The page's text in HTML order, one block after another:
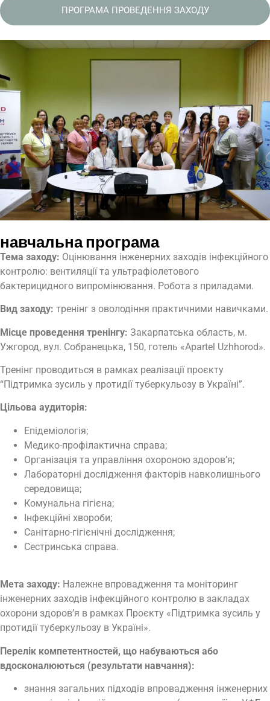
ПРОГРАМА ПРОВЕДЕННЯ ЗАХОДУ
навчальна програма
Тема заходу: Оцінювання інженерних заходів інфекційного
контролю: вентиляції та ультрафіолетового
бактерицидного випромінювання. Робота з приладами.
Вид заходу: тренінг з оволодіння практичними навичками.
Місце проведення тренінгу: Закарпатська область, м.
Ужгород, вул. Собранецька, 150, готель «Apartel Uzhhorod».
Тренінг проводиться в рамках реалізації проєкту
“Підтримка зусиль у протидії туберкульозу в Україні”.
Цільова аудиторія:
Епідеміологія;
Медико-профілактична справа;
Організація та управління охороною здоров’я;
Лабораторні дослідження факторів навколишнього
середовища;
Комунальна гігієна;
Інфекційні хвороби;
Санітарно-гігієнічні дослідження;
Сестринська справа.
Мета заходу: Належне впровадження та моніторинг
інженерних заходів інфекційного контролю в закладах
охорони здоров’я в рамках Проєкту «Підтримка зусиль у
протидії туберкульозу в Україні».
Перелік компетентностей, що набуваються або
вдосконалюються (результати навчання):
знання загальних підходів впровадження інженерних